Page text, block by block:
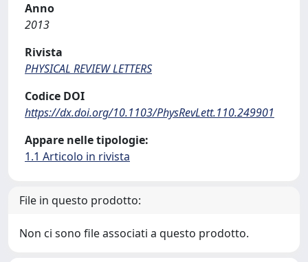
Anno
2013
Rivista
PHYSICAL REVIEW LETTERS
Codice DOI
https://dx.doi.org/10.1103/PhysRevLett.110.249901
Appare nelle tipologie:
1.1 Articolo in rivista
File in questo prodotto:
Non ci sono file associati a questo prodotto.